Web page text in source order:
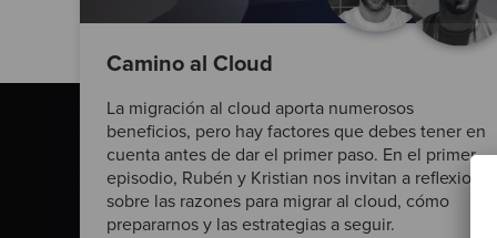
Camino al Cloud
La migración al cloud aporta numerosos
beneficios, pero hay factores que debes tener en
cuenta antes de dar el primer paso. En el primer
episodio, Rubén y Kristian nos invitan a reflexionar
sobre las razones para migrar al cloud, cómo
prepararnos y las estrategias a seguir.